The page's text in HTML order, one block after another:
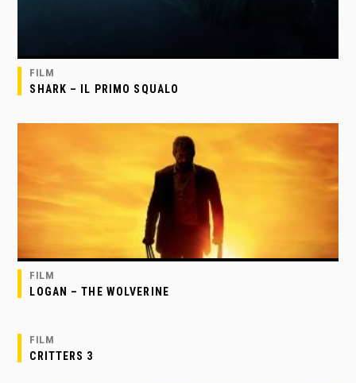
FILM
SHARK – IL PRIMO SQUALO
FILM
LOGAN – THE WOLVERINE
FILM
CRITTERS 3